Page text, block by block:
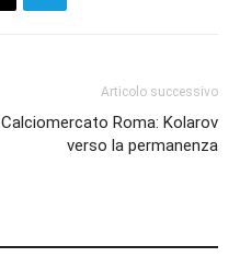
Articolo successivo
Calciomercato Roma: Kolarov
verso la permanenza